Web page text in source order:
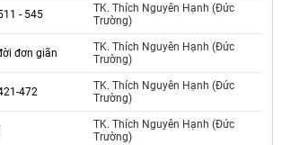
- 545
TK. Thích Nguyên Hạnh (Đức
Trường)
đơn giãn
TK. Thích Nguyên Hạnh (Đức
Trường)
472
TK. Thích Nguyên Hạnh (Đức
Trường)
TK. Thích Nguyên Hạnh (Đức
Trường)